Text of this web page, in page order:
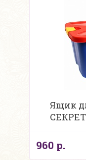
Ящик
960 р.